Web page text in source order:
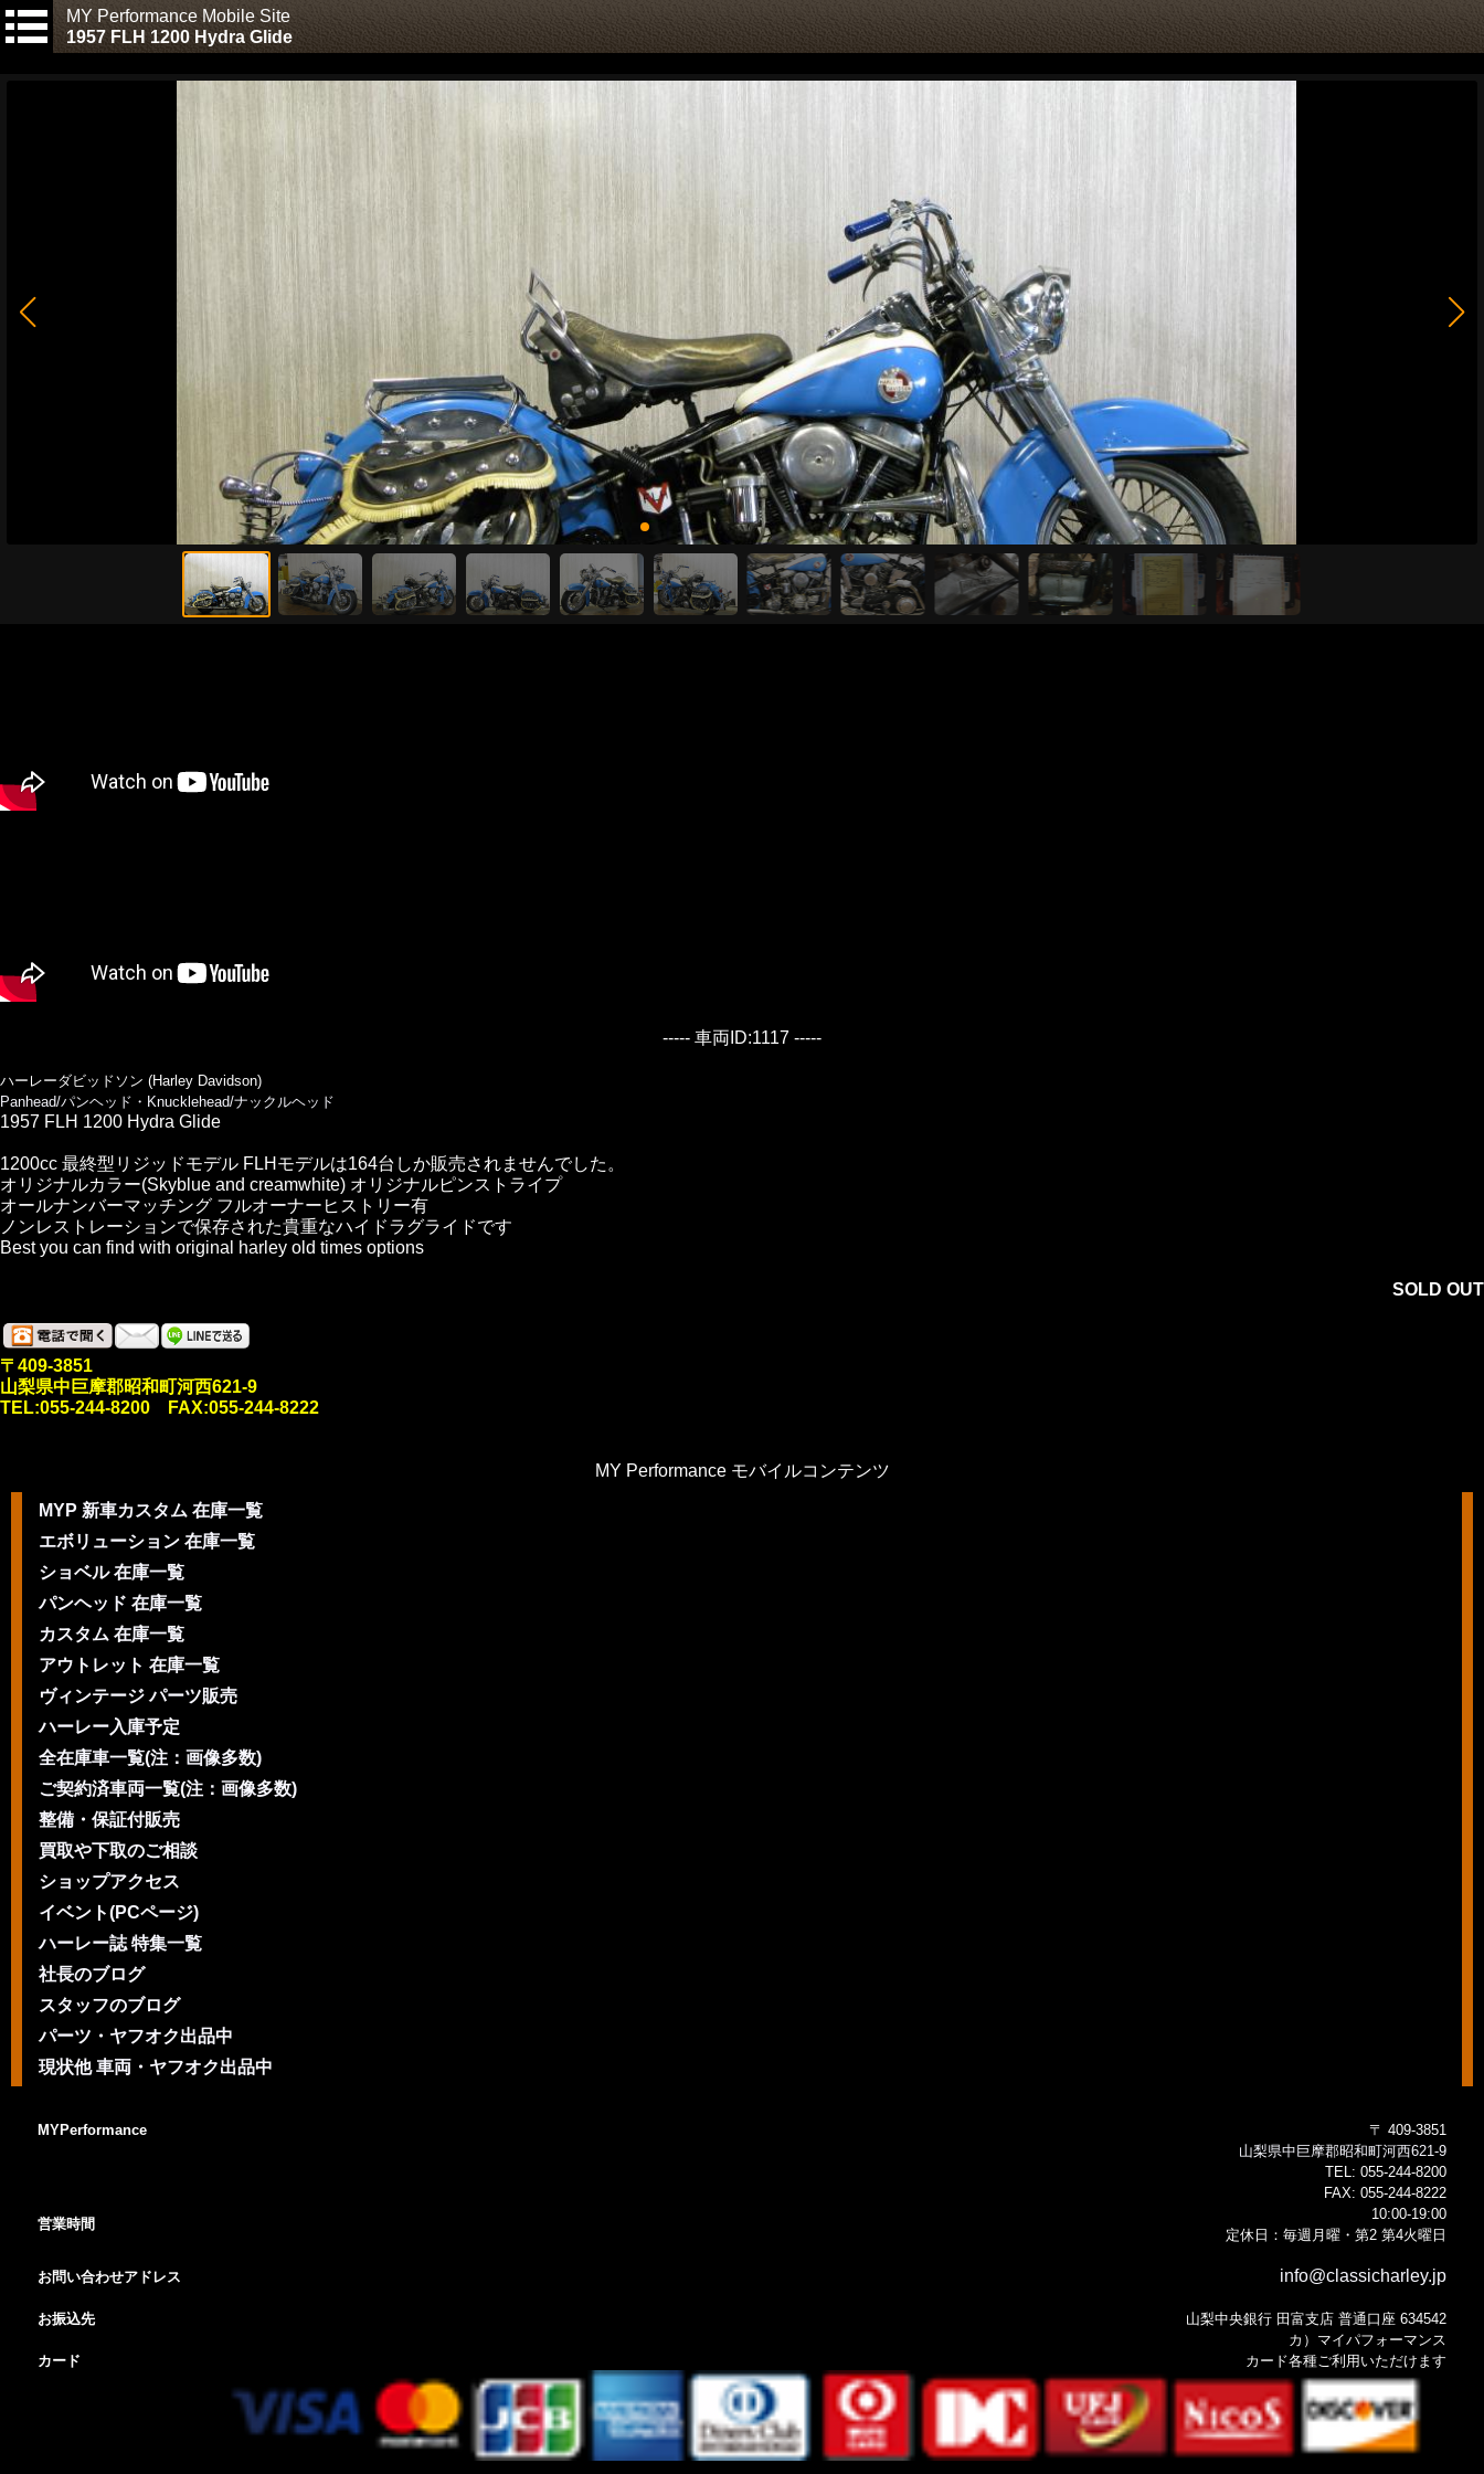
MY Performance Mobile Site
1957 FLH 1200 Hydra Glide
----- 車両ID:1117 -----
ハーレーダビッドソン (Harley Davidson)
Panhead/パンヘッド・Knucklehead/ナックルヘッド
1957 FLH 1200 Hydra Glide
1200cc 最終型リジッドモデル FLHモデルは164台しか販売されませんでした。
オリジナルカラー(Skyblue and creamwhite) オリジナルピンストライプ
オールナンバーマッチング フルオーナーヒストリー有
ノンレストレーションで保存された貴重なハイドラグライドです
Best you can find with original harley old times options
SOLD OUT
〒409-3851
山梨県中巨摩郡昭和町河西621-9
TEL:055-244-8200 FAX:055-244-8222
MY Performance モバイルコンテンツ
MYP 新車カスタム 在庫一覧
エボリューション 在庫一覧
ショベル 在庫一覧
パンヘッド 在庫一覧
カスタム 在庫一覧
アウトレット 在庫一覧
ヴィンテージ パーツ販売
ハーレー入庫予定
全在庫車一覧(注：画像多数)
ご契約済車両一覧(注：画像多数)
整備・保証付販売
買取や下取のご相談
ショップアクセス
イベント(PCページ)
ハーレー誌 特集一覧
社長のブログ
スタッフのブログ
パーツ・ヤフオク出品中
現状他 車両・ヤフオク出品中
MYPerformance
〒 409-3851
山梨県中巨摩郡昭和町河西621-9
TEL: 055-244-8200
FAX: 055-244-8222
営業時間
10:00-19:00
定休日：毎週月曜・第2 第4火曜日
お問い合わせアドレス info@classicharley.jp
お振込先
山梨中央銀行 田富支店 普通口座 634542
カ）マイパフォーマンス
カード
カード各種ご利用いただけます